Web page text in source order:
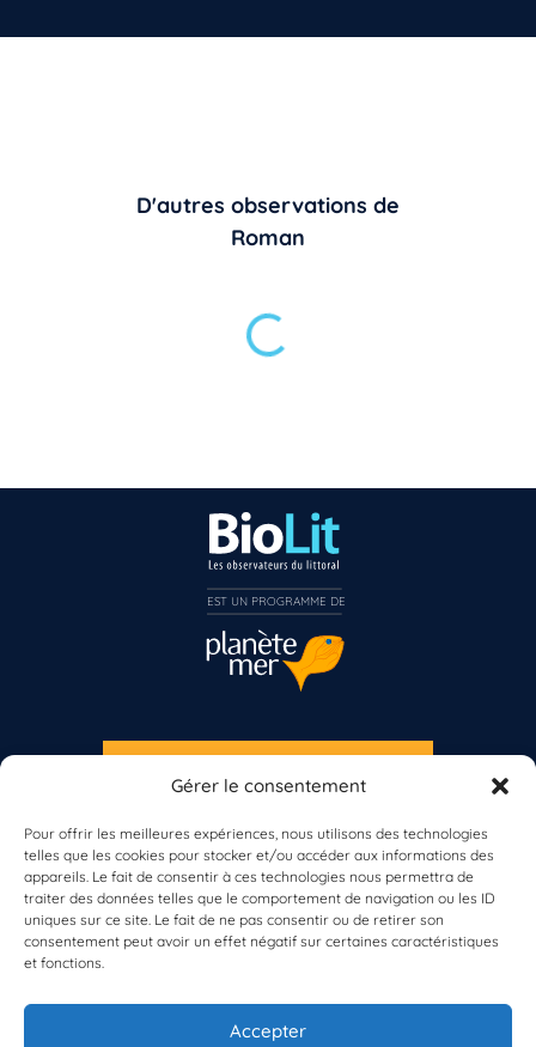
Gérer le consentement
Pour offrir les meilleures expériences, nous utilisons des technologies
telles que les cookies pour stocker et/ou accéder aux informations des
appareils. Le fait de consentir à ces technologies nous permettra de
traiter des données telles que le comportement de navigation ou les ID
uniques sur ce site. Le fait de ne pas consentir ou de retirer son
consentement peut avoir un effet négatif sur certaines caractéristiques
et fonctions.
Accepter
D'autres observations de
Roman
À propos de BioLit
Vos données d'observation
S'INSCRIRE À LA NEWSLETTER